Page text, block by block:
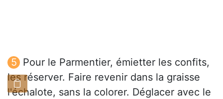
Pour le Parmentier, émietter les confits,
les réserver. Faire revenir dans la graisse
l'échalote, sans la colorer. Déglacer avec le